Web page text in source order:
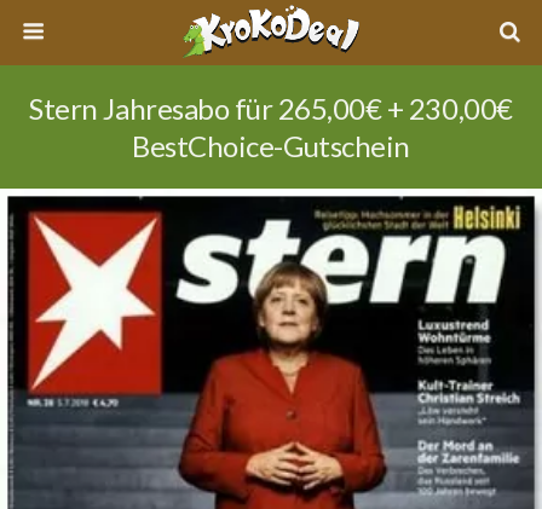
Stern Jahresabo für 265,00€ + 230,00€
BestChoice-Gutschein